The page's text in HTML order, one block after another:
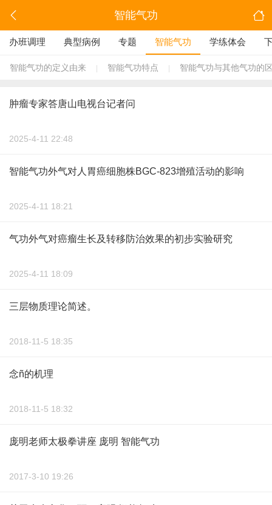
智能气功
办班调理 典型病例 专题 智能气功 学练体会
智能气功的定义由来 智能气功特点 智能气功与其他气功的
肿瘤专家答唐山电视台记者问
2025-4-11 22:48
智能气功外气对人胃癌细胞株BGC-823增殖活动的影响
2025-4-11 18:21
气功外气对癌瘤生长及转移防治效果的初步实验研究
2025-4-11 18:09
三层物质理论简述。
2018-11-5 18:35
念ñ的机理
2018-11-5 18:32
庞明老师太极拳讲座 庞明 智能气功
2017-3-10 19:26